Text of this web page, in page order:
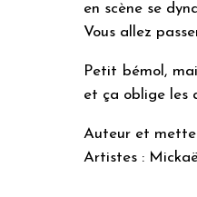
en scène se
Vous allez
Petit bémol,
et ça oblige les
Auteur et
Artistes :